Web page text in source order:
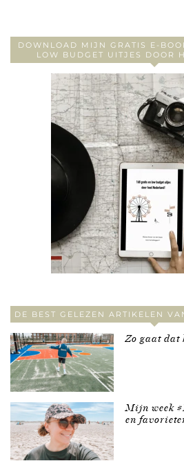
DOWNLOAD MIJN GRATIS E-
LOW BUDGET UITJES DOOR
DE BEST GELEZEN ARTIKELEN
Zo gaat dat
Mijn week
en